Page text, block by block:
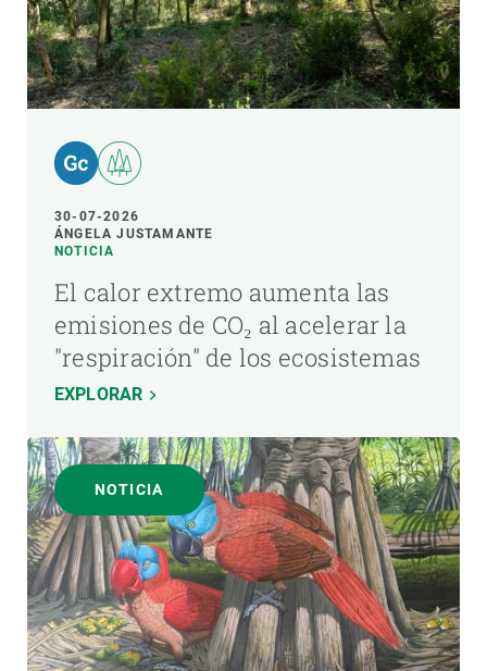
30-07-2026
ÁNGELA JUSTAMANTE
NOTICIA
El calor extremo aumenta las
emisiones de CO₂ al acelerar la
"respiración" de los ecosistemas
EXPLORAR
NOTICIA